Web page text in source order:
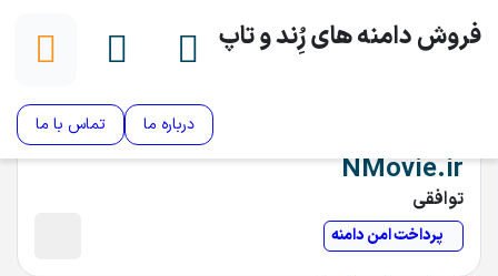
فروش دامنه های رُِند و تاپ
درباره ما تماس با ما
NMovie.ir
توافقی
پرداخت امن دامنه